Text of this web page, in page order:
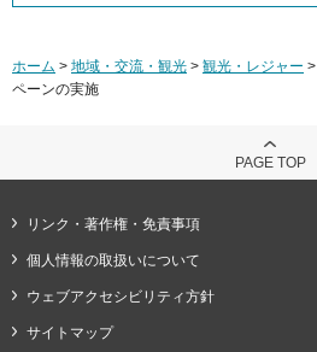
ホーム > 地域・交流・観光 > 観光・レジャー >
ペーンの実施
PAGE TOP
リンク・著作権・免責事項
個人情報の取扱いについて
ウェブアクセシビリティ方針
サイトマップ